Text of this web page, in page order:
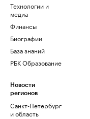
Технологии и
медиа
Финансы
Биографии
База знаний
РБК Образование
Новости
регионов
Санкт-Петербург
и область